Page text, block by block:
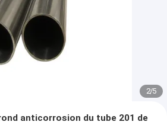
2/5
anticorrosion du tube 201 de